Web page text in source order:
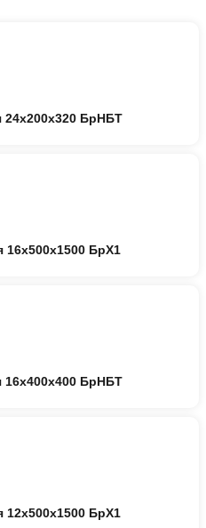
24x200x320 БрНБТ
16x500x1500 БрХ1
16x400x400 БрНБТ
12x500x1500 БрХ1